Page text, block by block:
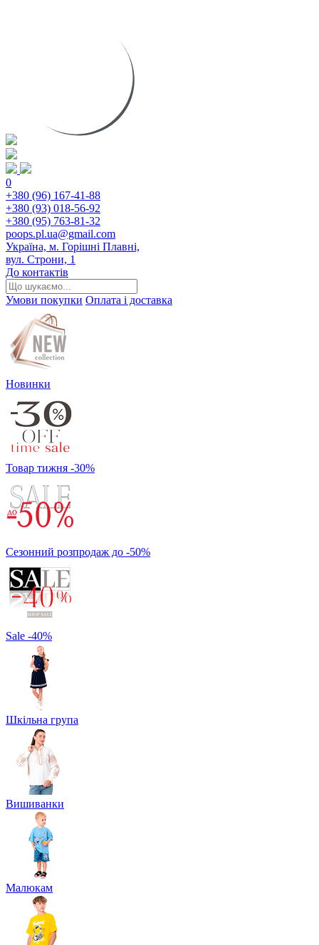
0
+380 (96) 167-41-88
+380 (93) 018-56-92
+380 (95) 763-81-32
poops.pl.ua@gmail.com
Україна, м. Горішні Плавні,
вул. Строни, 1
До контактів
Умови покупки Оплата і доставка
Новинки
Товар тижня -30%
Сезонний розпродаж до -50%
Sale -40%
Шкільна група
Вишиванки
Малюкам